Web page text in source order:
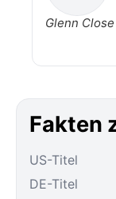
Glenn Close
Fakten
US-Titel
DE-Titel